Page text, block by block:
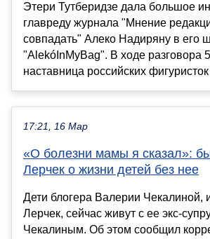
Этери Тутберидзе дала большое
главреду журнала "Мнение
совпадать" Алеко Надиряну в его
"AlekóInMyBag". В ходе разговора
наставница российских
17:21, 16 Мар
«О болезни мамы я сказал»:
Лерчек о жизни детей без нее
Дети блогера Валерии Чекалиной,
Лерчек, сейчас живут с ее экс-
Чекалиным. Об этом сообщил